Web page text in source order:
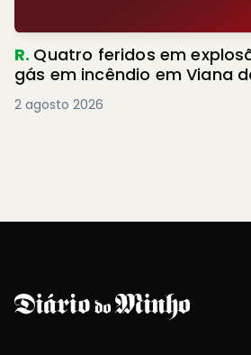
R. Quatro feridos em
gás em incêndio em Viana
2 agosto 2026